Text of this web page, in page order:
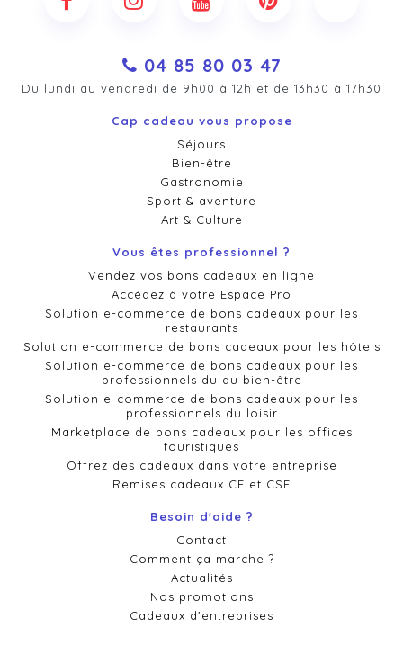
04 85 80 03 47
Du lundi au vendredi de 9h00 à 12h et de 13h30 à 17h30
Cap cadeau vous propose
Séjours
Bien-être
Gastronomie
Sport & aventure
Art & Culture
Vous êtes professionnel ?
Vendez vos bons cadeaux en ligne
Accédez à votre Espace Pro
Solution e-commerce de bons cadeaux pour les
restaurants
Solution e-commerce de bons cadeaux pour les hôtels
Solution e-commerce de bons cadeaux pour les
professionnels du du bien-être
Solution e-commerce de bons cadeaux pour les
professionnels du loisir
Marketplace de bons cadeaux pour les offices
touristiques
Offrez des cadeaux dans votre entreprise
Remises cadeaux CE et CSE
Besoin d'aide ?
Contact
Comment ça marche ?
Actualités
Nos promotions
Cadeaux d'entreprises